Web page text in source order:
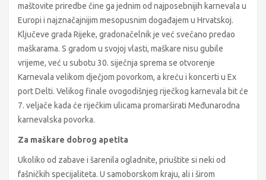
maštovite priredbe čine ga jednim od najposebnijih karnevala u
Europi i najznačajnijim mesopusnim događajem u Hrvatskoj.
Ključeve grada Rijeke, gradonačelnik je već svečano predao
maškarama. S gradom u svojoj vlasti, maškare nisu gubile
vrijeme, već u subotu 30. siječnja sprema se otvorenje
Karnevala velikom dječjom povorkom, a kreću i koncerti u Ex
port Delti. Velikog finale ovogodišnjeg riječkog karnevala bit će
7. veljače kada će riječkim ulicama promarširati Međunarodna
karnevalska povorka.
Za maškare dobrog apetita
Ukoliko od zabave i šarenila ogladnite, priuštite si neki od
fašničkih specijaliteta. U samoborskom kraju, ali i širom